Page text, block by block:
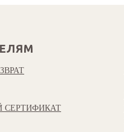
СЕРТИФИКАТ